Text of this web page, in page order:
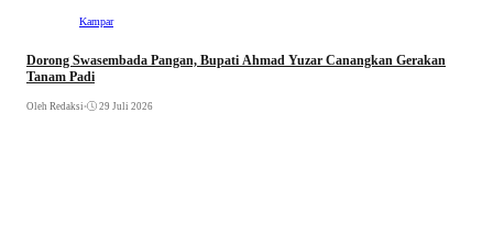
Kampar
Dorong Swasembada Pangan, Bupati Ahmad Yuzar Canangkan Gerakan
Tanam Padi
Oleh Redaksi • 29 Juli 2026